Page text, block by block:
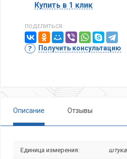
Купить в 1 клик
ПОДЕЛИТЬСЯ:
Получить консультацию
Описание Отзывы
Единица измерения: штука